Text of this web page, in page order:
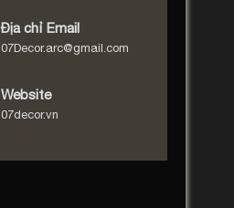
Địa chỉ Email
07Decor.arc@gmail.com
Website
07decor.vn